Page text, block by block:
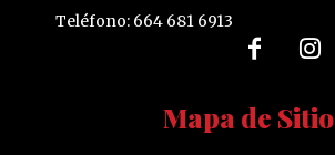
Teléfono: 664 681 6913
Mapa de Sitio